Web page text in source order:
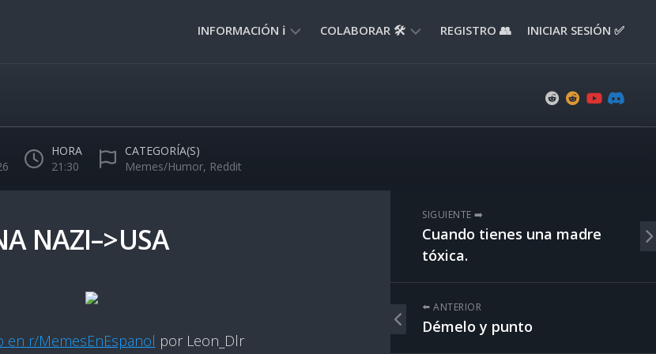
INFORMACIÓN ℹ️
NORMAS
USO
🚸
COLABORAR 🛠️ REGISTRO 👥 INICIAR SESIÓN ✅
HORA
21:30
CATEGORÍA(S)
Memes/Humor, Reddit
NAZI–>USA
en r/MemesEnEspanol por Leon_Dlr
SIGUIENTE ➡️
Cuando tienes una madre
tóxica.
⬅️ ANTERIOR
Démelo y punto